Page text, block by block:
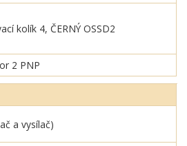
kolík 4, ČERNÝ OSSD2
2 PNP
a vysílač)